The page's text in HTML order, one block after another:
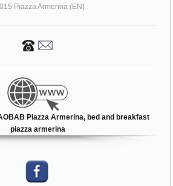
Piazza Armerina (EN)
Piazza Armerina, bed and breakfast
piazza armerina